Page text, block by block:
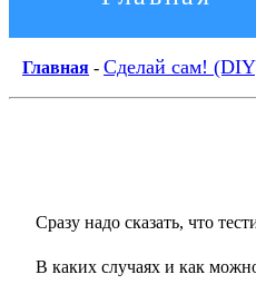
Главная - Сделай сам!
Сразу надо сказать, что
В каких случаях и как